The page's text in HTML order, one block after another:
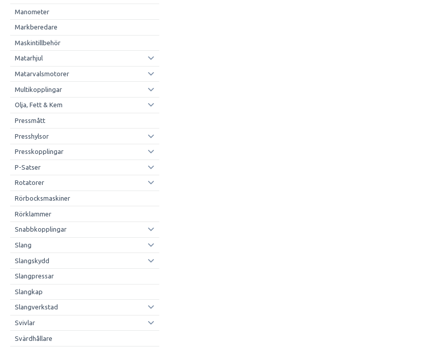
Manometer
Markberedare
Maskintillbehör
Matarhjul
Matarvalsmotorer
Multikopplingar
Olja, Fett & Kem
Pressmått
Presshylsor
Presskopplingar
P-Satser
Rotatorer
Rörbocksmaskiner
Rörklammer
Snabbkopplingar
Slang
Slangskydd
Slangpressar
Slangkap
Slangverkstad
Svivlar
Svärdhållare